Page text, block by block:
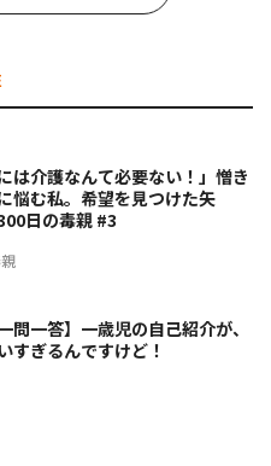
は介護なんて必要ない！」憎き
悩む私。希望を見つけた矢
日の毒親 #3
問一答】一歳児の自己紹介が、
すぎるんですけど！